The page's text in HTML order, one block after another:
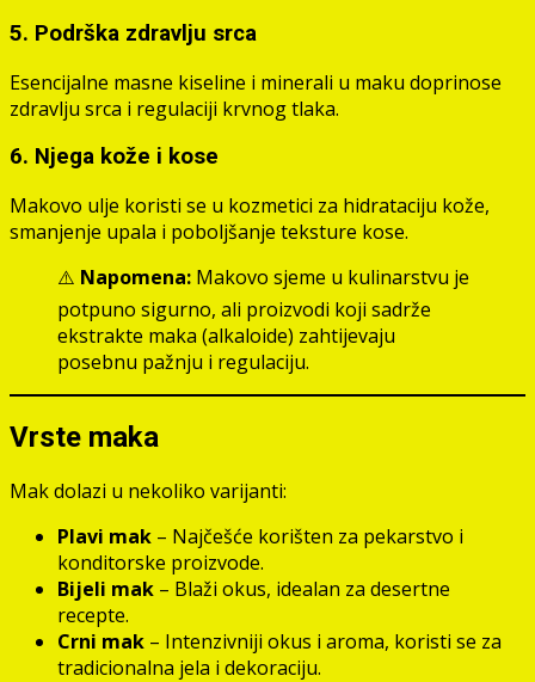
5. Podrška zdravlju srca
Esencijalne masne kiseline i minerali u maku doprinose
zdravlju srca i regulaciji krvnog tlaka.
6. Njega kože i kose
Makovo ulje koristi se u kozmetici za hidrataciju kože,
smanjenje upala i poboljšanje teksture kose.
⚠️ Napomena: Makovo sjeme u kulinarstvu je
potpuno sigurno, ali proizvodi koji sadrže
ekstrakte maka (alkaloide) zahtijevaju
posebnu pažnju i regulaciju.
Vrste maka
Mak dolazi u nekoliko varijanti:
Plavi mak – Najčešće korišten za pekarstvo i
konditorske proizvode.
Bijeli mak – Blaži okus, idealan za desertne
recepte.
Crni mak – Intenzivniji okus i aroma, koristi se za
tradicionalna jela i dekoraciju.